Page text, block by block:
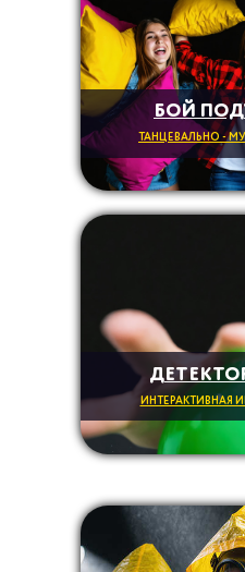
ИНТЕРАКТИВНАЯ
БОЙ
ТАНЦЕВАЛЬНО -